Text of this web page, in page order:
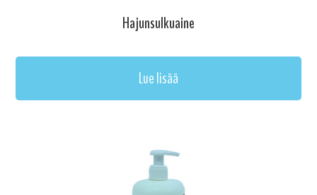
Hajunsulkuaine
Lue lisää